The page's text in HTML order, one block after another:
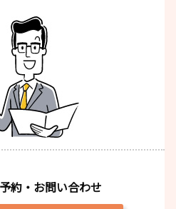
約・お問い合わせ